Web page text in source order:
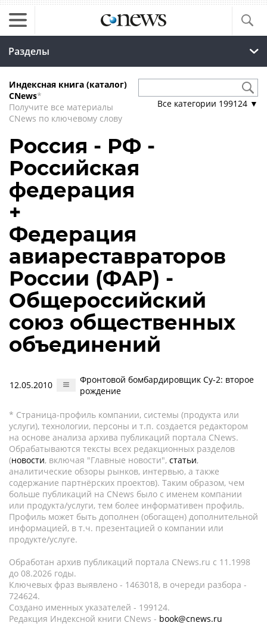
Разделы
Индексная книга (каталог)
CNews*
Получите все материалы
CNews по ключевому слову
Все категории 199124 ▼
Россия - РФ -
Российская
федерация
+
Федерация
авиареставраторов
России (ФАР) -
Общероссийский
союз общественных
объединений
12.05.2010
Фронтовой бомбардировщик Су-2: второе
рождение
* Страница-профиль компании, системы (продукта или
услуги), технологии, персоны и т.п. создается редактором
на основе анализа архива публикаций портала CNews.
Обрабатываются тексты всех редакционных разделов
(новости, включая "Главные новости", статьи,
аналитические обзоры рынков, интервью, а также
содержание партнёрских проектов). Таким образом, чем
больше публикаций на CNews было с именем компании
или продукта/услуги, тем более информативен профиль.
Профиль может быть дополнен (обогащен) дополнительной
информацией, в т.ч. презентацией о компании или
продукте/услуге.
Обработан архив публикаций портала CNews.ru c 11.1998
до 08.2026 годы.
Ключевых фраз выявлено - 1463018, в очереди разбора -
724624.
Создано именных указателей - 199124.
Редакция Индексной книги CNews - book@cnews.ru